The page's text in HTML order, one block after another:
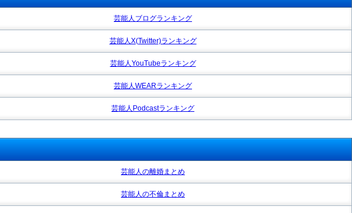
芸能人ブログランキング
芸能人X(Twitter)ランキング
芸能人YouTubeランキング
芸能人WEARランキング
芸能人Podcastランキング
芸能人の離婚まとめ
芸能人の不倫まとめ